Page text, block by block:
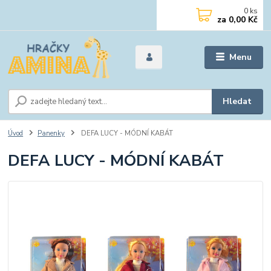
Menu
Hledat
0 ks
za 0,00 Kč
Úvod Panenky DEFA LUCY - MÓDNÍ KABÁT
DEFA LUCY - MÓDNÍ KABÁT